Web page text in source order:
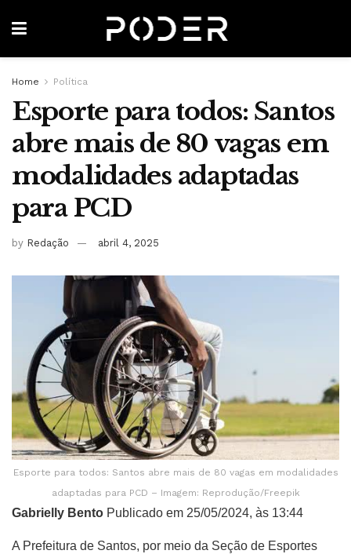
Home Política
Esporte para todos: Santos
abre mais de 80 vagas em
modalidades adaptadas
para PCD
by Redação abril 4, 2025
Esporte para todos: Santos abre mais de 80 vagas em modalidades
adaptadas para PCD – Imagem: Reprodução/Freepik
Gabrielly Bento Publicado em 25/05/2024, às 13:44
A Prefeitura de Santos, por meio da Seção de Esportes